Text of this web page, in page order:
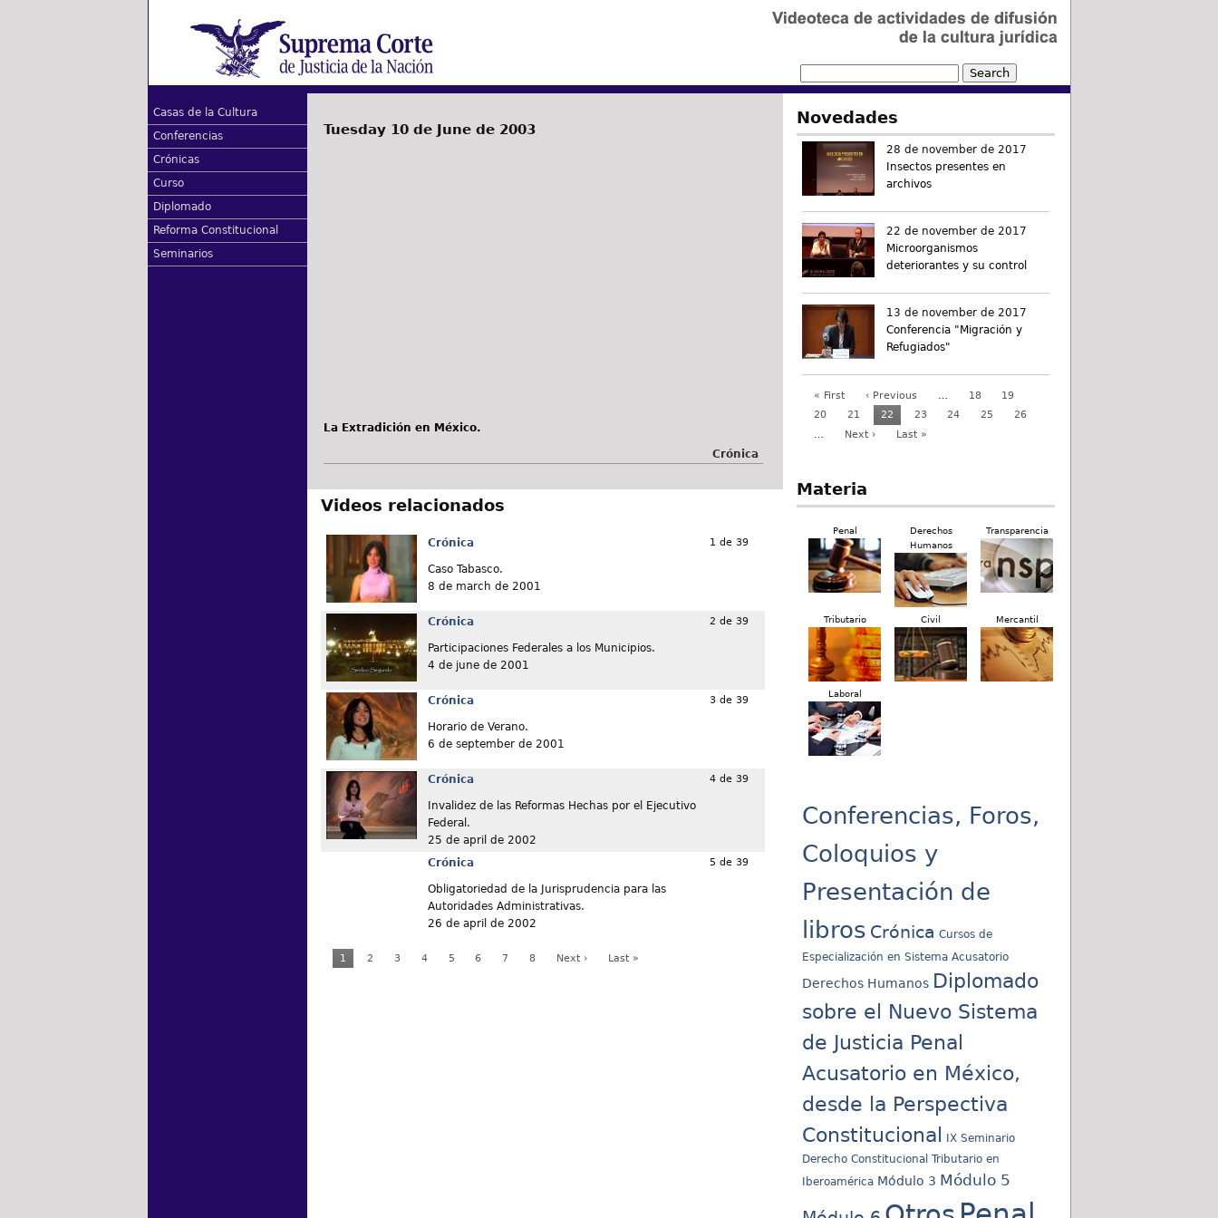
Casas de la Cultura
Conferencias
Crónicas
Curso
Diplomado
Reforma Constitucional
Seminarios
Tuesday 10 de June de 2003
La Extradición en México.
Crónica
Videos relacionados
Crónica
Caso Tabasco.
8 de march de 2001
1 de 39
Crónica
Participaciones Federales a los Municipios.
4 de june de 2001
2 de 39
Crónica
Horario de Verano.
6 de september de 2001
3 de 39
Crónica
Invalidez de las Reformas Hechas por el Ejecutivo
Federal.
25 de april de 2002
4 de 39
Crónica
Obligatoriedad de la Jurisprudencia para las
Autoridades Administrativas.
26 de april de 2002
5 de 39
1 2 3 4 5 6 7 8 Next › Last »
Novedades
28 de november de 2017
Insectos presentes en
archivos
22 de november de 2017
Microorganismos
deteriorantes y su control
13 de november de 2017
Conferencia "Migración y
Refugiados"
« First ‹ Previous … 18
19
20
21 22 23 24 25
26
…
Next › Last »
Materia
Penal
Derechos
Humanos
Transparencia
Tributario Civil Mercantil
Laboral
Conferencias, Foros,
Coloquios y
Presentación de
libros Crónica Cursos de
Especialización en Sistema Acusatorio
Derechos Humanos Diplomado
sobre el Nuevo Sistema
de Justicia Penal
Acusatorio en México,
desde la Perspectiva
Constitucional
IX Seminario
Derecho Constitucional Tributario en
Iberoamérica Módulo 3 Módulo 5